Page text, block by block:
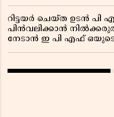
റിട്ടയർ ചെയ്ത ഉടൻ
പിൻവലിക്കാൻ
നേടാൻ ഇ പി എഫ് ഒയുടെ